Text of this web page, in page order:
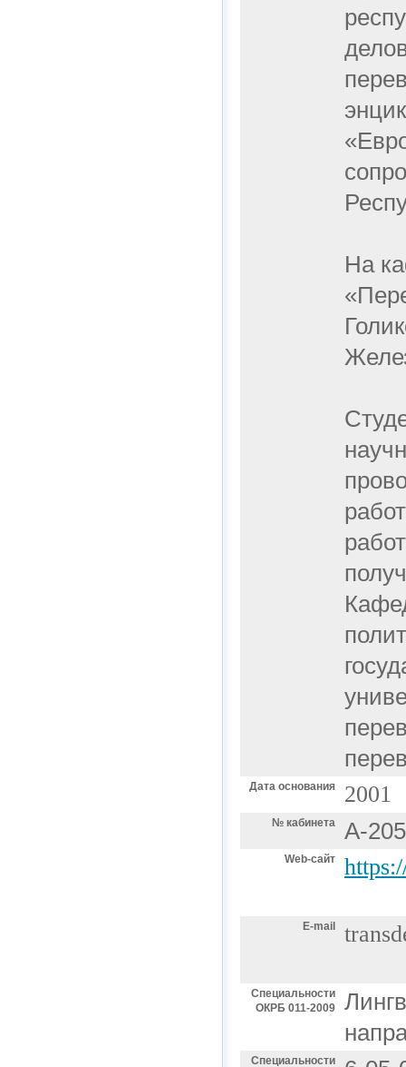
На
Дата основания 2001
№ кабинета А-205
Web-сайт
E-mail
Специальности
ОКРБ 011-2009
Специальности